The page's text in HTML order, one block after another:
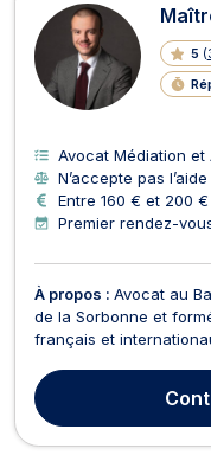
5 (
Avocat Médiation et
N’accepte pas
Entre 160 € et 200 €
Premier rendez-
À propos : Avocat au
de la Sorbonne et
français et
leurs litiges. Mon
différends